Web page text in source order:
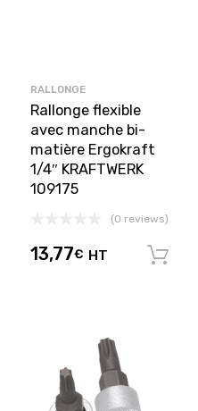
RALLONGE
Rallonge flexible
avec manche bi-
matière Ergokraft
1/4″ KRAFTWERK
109175
(0 reviews)
13,77€ HT